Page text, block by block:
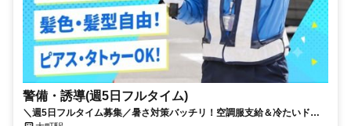
警備・誘導(週5日フルタイム)
＼週5日フルタイム募集／暑さ対策バッチリ！空調服支給＆冷たいドリ